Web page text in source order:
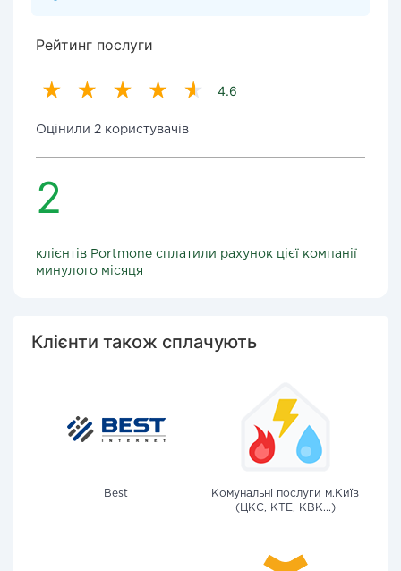
Рейтинг послуги
4.6
Оцінили 2 користувачів
2
клієнтів Portmone сплатили рахунок цієї компанії
минулого місяця
Клієнти також сплачують
Best
Комунальні послуги м.Київ
(ЦКС, КТЕ, КВК...)